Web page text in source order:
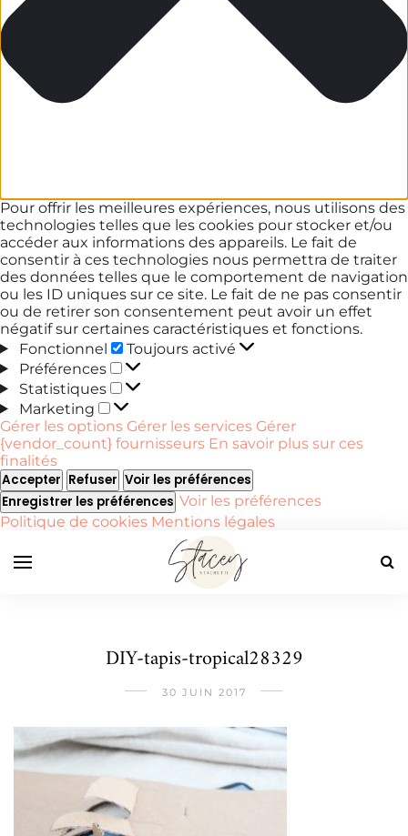
Pour offrir les meilleures expériences, nous utilisons des
technologies telles que les cookies pour stocker et/ou
accéder aux informations des appareils. Le fait de
consentir à ces technologies nous permettra de traiter
des données telles que le comportement de navigation
ou les ID uniques sur ce site. Le fait de ne pas consentir
ou de retirer son consentement peut avoir un effet
négatif sur certaines caractéristiques et fonctions.
Fonctionnel
Fonctionnel
Toujours activé
Préférences
Préférences
Statistiques
Statistiques
Marketing
Marketing
Gérer les options Gérer les services Gérer
{vendor_count} fournisseurs En savoir plus sur ces
finalités
Accepter Refuser Voir les préférences
Enregistrer les préférences Voir les préférences
Politique de cookies Mentions légales
DIY-tapis-tropical28329
30 JUIN 2017